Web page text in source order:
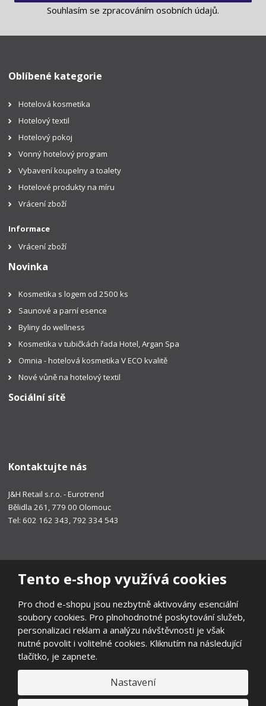
Tento e-shop využívá cookies
Pro chod e-shopu jsou nezbytně aktivovány esenciální
soubory cookies. Pro plnohodnotné poskytování služeb,
personalizaci reklam a analýzu návštěvnosti je však
nutné povolit i volitelné cookies. Kliknutím na následující
tlačítko, je zapnete.
Nastavení
Souhlasím se zpracováním osobních údajů.
Oblíbené kategorie
Hotelová kosmetika
Hotelový textil
Hotelový pokoj
Vonný hotelový program
Vybavení koupelny a toalety
Hotelové produkty na míru
Vrácení zboží
Informace
Vrácení zboží
Novinka
Kosmetika s logem od 2500 ks
Saunové a parní esence
Byliny do wellness
Kosmetika v tubičkách řada Hotel, Argan Spa
Omnia - hotelová kosmetika V ECO kvalitě
Nové vůně na hotelový textil
Sociální sítě
Kontaktujte nás
J&H Retail s.r.o. - Eurotrend
Bělidla 261, 779 00 Olomouc
Tel: 602 162 343, 792 334 543
Prohlášení o přístupnosti|Ochrana osobních údajů|Mapa stránek